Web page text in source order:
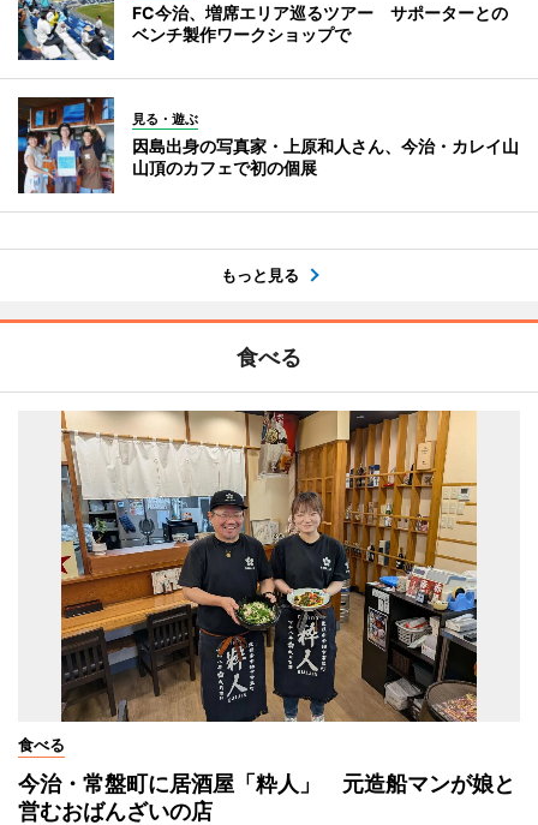
FC今治、増席エリア巡るツアー サポーターとの
ベンチ製作ワークショップで
見る・遊ぶ
因島出身の写真家・上原和人さん、今治・カレイ山
山頂のカフェで初の個展
もっと見る
食べる
食べる
今治・常盤町に居酒屋「粋人」 元造船マンが娘と
営むおばんざいの店